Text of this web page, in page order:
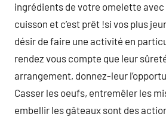
ingrédients de votre omelette avec
cuisson et c’est prêt !si vos plus
désir de faire une activité en
rendez vous compte que leur
arrangement, donnez-leur
Casser les oeufs, entremêler les
embellir les gâteaux sont des